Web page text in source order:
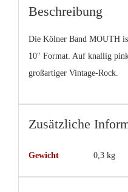
Beschreibung
Die Kölner Band MOUTH
10″ Format. Auf knallig
großartiger Vintage-Rock.
Zusätzliche
Gewicht 0,3 kg